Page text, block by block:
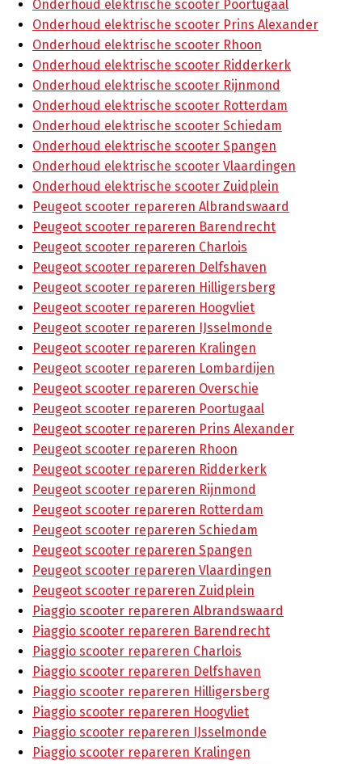
Onderhoud elektrische scooter Poortugaal
Onderhoud elektrische scooter Prins Alexander
Onderhoud elektrische scooter Rhoon
Onderhoud elektrische scooter Ridderkerk
Onderhoud elektrische scooter Rijnmond
Onderhoud elektrische scooter Rotterdam
Onderhoud elektrische scooter Schiedam
Onderhoud elektrische scooter Spangen
Onderhoud elektrische scooter Vlaardingen
Onderhoud elektrische scooter Zuidplein
Peugeot scooter repareren Albrandswaard
Peugeot scooter repareren Barendrecht
Peugeot scooter repareren Charlois
Peugeot scooter repareren Delfshaven
Peugeot scooter repareren Hilligersberg
Peugeot scooter repareren Hoogvliet
Peugeot scooter repareren IJsselmonde
Peugeot scooter repareren Kralingen
Peugeot scooter repareren Lombardijen
Peugeot scooter repareren Overschie
Peugeot scooter repareren Poortugaal
Peugeot scooter repareren Prins Alexander
Peugeot scooter repareren Rhoon
Peugeot scooter repareren Ridderkerk
Peugeot scooter repareren Rijnmond
Peugeot scooter repareren Rotterdam
Peugeot scooter repareren Schiedam
Peugeot scooter repareren Spangen
Peugeot scooter repareren Vlaardingen
Peugeot scooter repareren Zuidplein
Piaggio scooter repareren Albrandswaard
Piaggio scooter repareren Barendrecht
Piaggio scooter repareren Charlois
Piaggio scooter repareren Delfshaven
Piaggio scooter repareren Hilligersberg
Piaggio scooter repareren Hoogvliet
Piaggio scooter repareren IJsselmonde
Piaggio scooter repareren Kralingen